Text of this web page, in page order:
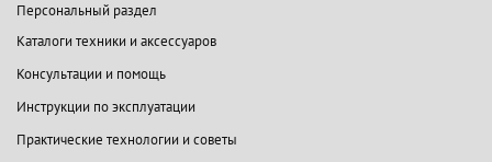
Персональный раздел
Каталоги техники и аксессуаров
Консультации и помощь
Инструкции по эксплуатации
Практические технологии и советы